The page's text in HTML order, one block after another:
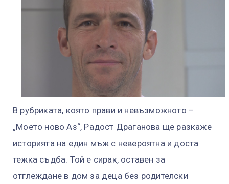
В рубриката, която прави и невъзможното –
„Моето ново Аз“, Радост Драганова ще разкаже
историята на един мъж с невероятна и доста
тежка съдба. Той е сирак, оставен за
отглеждане в дом за деца без родителски